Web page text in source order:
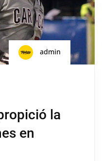
admin
la
en